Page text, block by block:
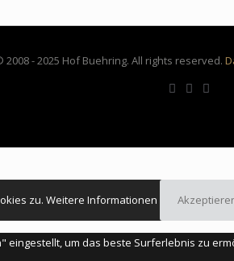
2008 - 2025 Hof Buehring. All rights reserved.
zu. Weitere Informationen
um das beste Surferlebnis zu